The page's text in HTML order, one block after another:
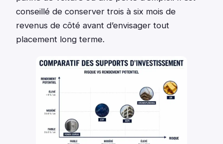
conseillé de conserver trois à six mois de
revenus de côté avant d’envisager tout
placement long terme.